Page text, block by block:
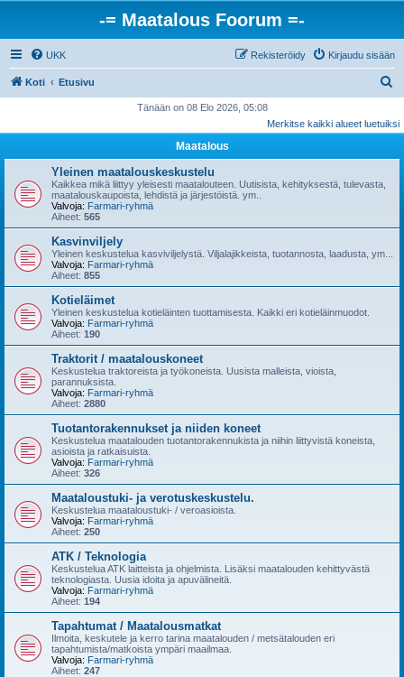
-= Maatalous Foorum =-
UKK Kirjaudu sisään
Rekisteröidy
Koti Etusivu
s
Tänään on 08 Elo 2026, 05:08
Merkitse kaikki alueet luetuiksi
Maatalous
Yleinen maatalouskeskustelu
Kaikkea mikä liittyy yleisesti maatalouteen. Uutisista, kehityksestä, tulevasta,
maatalouskaupoista, lehdistä ja järjestöistä. ym..
Valvoja: Farmari-ryhmä
Aiheet: 565
Kasvinviljely
Yleinen keskustelua kasviviljelystä. Viljalajikkeista, tuotannosta, laadusta, ym...
Valvoja: Farmari-ryhmä
Aiheet: 855
Kotieläimet
Yleinen keskustelua kotieläinten tuottamisesta. Kaikki eri kotieläinmuodot.
Valvoja: Farmari-ryhmä
Aiheet: 190
Traktorit / maatalouskoneet
Keskustelua traktoreista ja työkoneista. Uusista malleista, vioista,
parannuksista.
Valvoja: Farmari-ryhmä
Aiheet: 2880
Tuotantorakennukset ja niiden koneet
Keskustelua maatalouden tuotantorakennukista ja niihin liittyvistä koneista,
asioista ja ratkaisuista.
Valvoja: Farmari-ryhmä
Aiheet: 326
Maataloustuki- ja verotuskeskustelu.
Keskustelua maataloustuki- / veroasioista.
Valvoja: Farmari-ryhmä
Aiheet: 250
ATK / Teknologia
Keskustelua ATK laitteista ja ohjelmista. Lisäksi maatalouden kehittyvästä
teknologiasta. Uusia idoita ja apuvälineitä.
Valvoja: Farmari-ryhmä
Aiheet: 194
Tapahtumat / Maatalousmatkat
Ilmoita, keskutele ja kerro tarina maatalouden / metsätalouden eri
tapahtumista/matkoista ympäri maailmaa.
Valvoja: Farmari-ryhmä
Aiheet: 247